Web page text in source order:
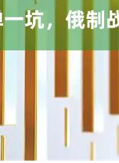
200.89 1.42%